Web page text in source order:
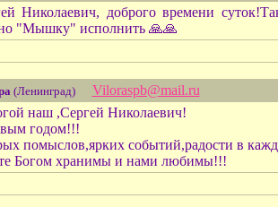
Николаевич, доброго времени
"Мышку" исполнить 🙏🙏
(Ленинград)
Viloraspb@mail.ru
наш ,Сергей Николаевич!
годом!!!
помыслов,ярких событий,радости в
Богом хранимы и нами любимы!!!